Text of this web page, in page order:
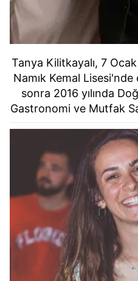
Tanya Kilitkayalı, 7
Namık Kemal
sonra 2016 yılında
Gastronomi ve Mutfak